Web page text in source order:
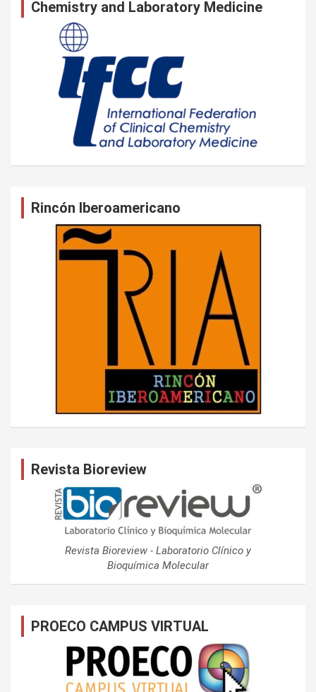
Chemistry and Laboratory Medicine
Rincón Iberoamericano
Revista Bioreview
Revista Bioreview - Laboratorio Clínico y
Bioquímica Molecular
PROECO CAMPUS VIRTUAL